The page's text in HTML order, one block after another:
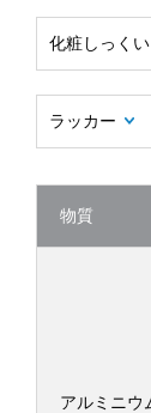
化粧しっくい
ラッカー
物質
アルミニウ